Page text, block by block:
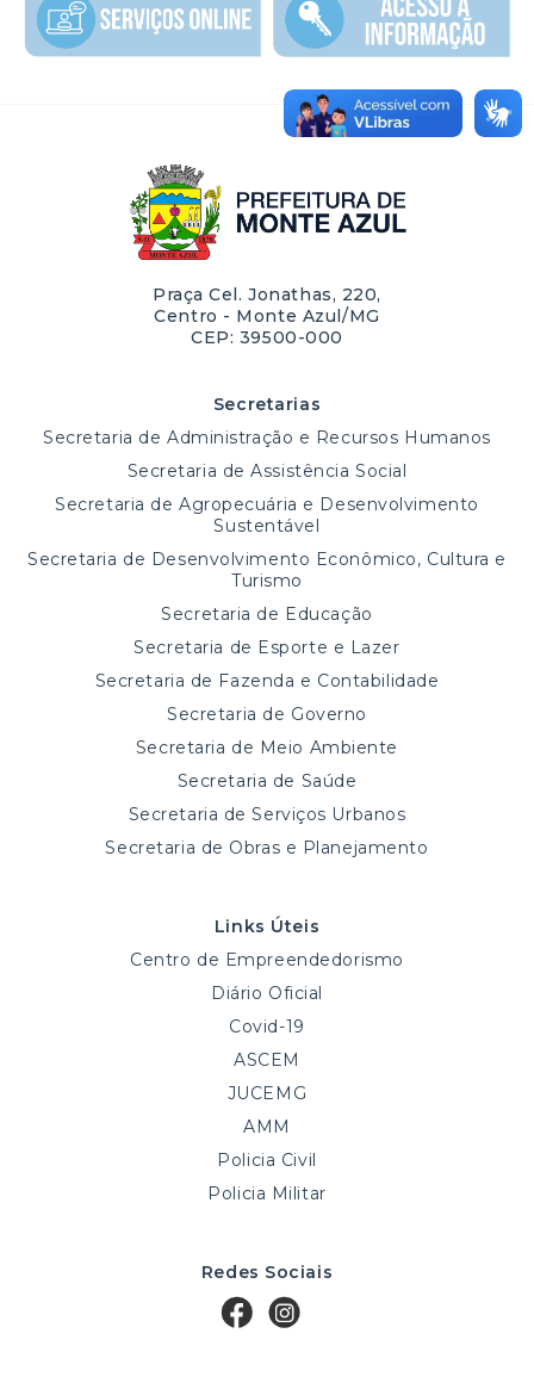
Praça Cel. Jonathas, 220,
Centro - Monte Azul/MG
CEP: 39500-000
Secretarias
Secretaria de Administração e Recursos Humanos
Secretaria de Assistência Social
Secretaria de Agropecuária e Desenvolvimento
Sustentável
Secretaria de Desenvolvimento Econômico, Cultura e
Turismo
Secretaria de Educação
Secretaria de Esporte e Lazer
Secretaria de Fazenda e Contabilidade
Secretaria de Governo
Secretaria de Meio Ambiente
Secretaria de Saúde
Secretaria de Serviços Urbanos
Secretaria de Obras e Planejamento
Links Úteis
Centro de Empreendedorismo
Diário Oficial
Covid-19
ASCEM
JUCEMG
AMM
Policia Civil
Policia Militar
Redes Sociais